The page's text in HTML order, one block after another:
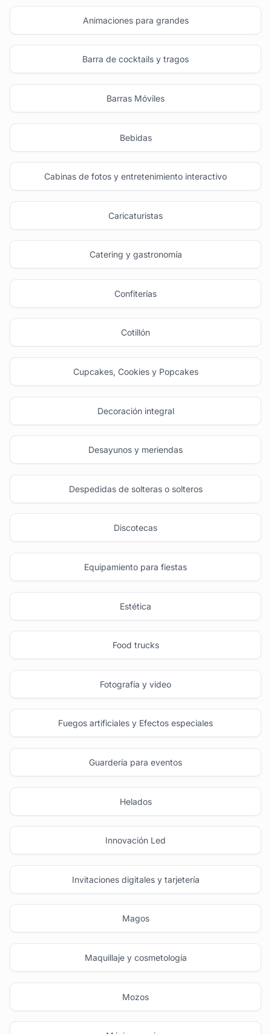
Animaciones para grandes
Barra de cocktails y tragos
Barras Móviles
Bebidas
Cabinas de fotos y entretenimiento interactivo
Caricaturistas
Catering y gastronomía
Confiterías
Cotillón
Cupcakes, Cookies y Popcakes
Decoración integral
Desayunos y meriendas
Despedidas de solteras o solteros
Discotecas
Equipamiento para fiestas
Estética
Food trucks
Fotografía y video
Fuegos artificiales y Efectos especiales
Guardería para eventos
Helados
Innovación Led
Invitaciones digitales y tarjetería
Magos
Maquillaje y cosmetología
Mozos